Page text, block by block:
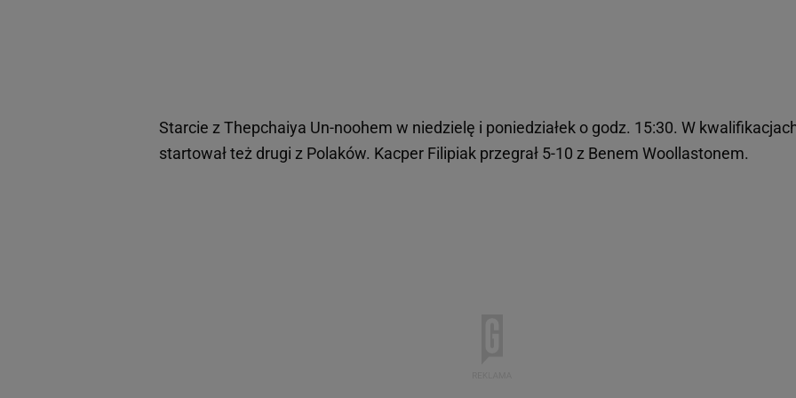
Starcie z Thepchaiya Un-noohem w niedzielę i poniedziałek o godz. 15:30. W
startował też drugi z Polaków. Kacper Filipiak przegrał 5-10 z Benem Woollastonem.